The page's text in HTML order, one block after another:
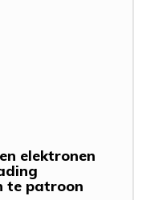
elektronen
te patroon